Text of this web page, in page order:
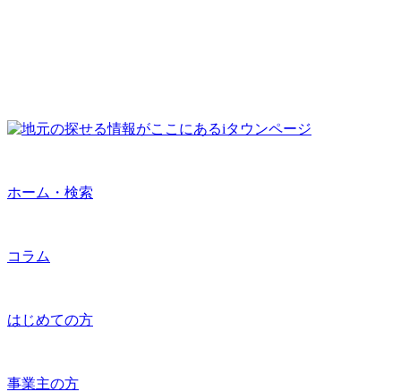
ホーム・検索
コラム
はじめての方
事業主の方